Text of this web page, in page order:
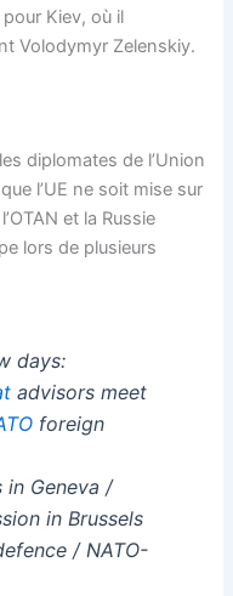
Kiev, où il
Volodymyr Zelenskiy.
diplomates de l’Union
l’UE ne soit mise sur
et la Russie
lors de plusieurs
days:
advisors meet
foreign
in Geneva /
in Brussels
/ NATO-